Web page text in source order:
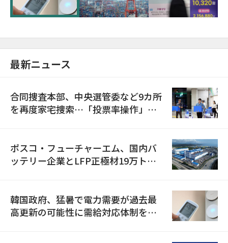
最新ニュース
合同捜査本部、中央選管委など9カ所
を再度家宅捜索…「投票率操作」の
ポスコ・フューチャーエム、国内バ
ッテリー企業とLFP正極材19万トン
韓国政府、猛暑で電力需要が過去最
高更新の可能性に需給対応体制を点